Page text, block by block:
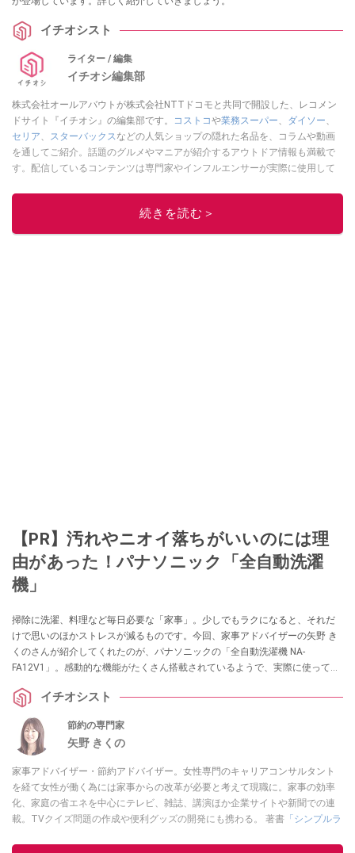
イチオシスト
ライター / 編集
イチオシ編集部
株式会社オールアバウトが株式会社NTTドコモと共同で開設した、レコメン
ドサイト『イチオシ』の編集部です。
コストコや業務スーパー ダイソー
セリア
スターバックス などの人気ショップの隠れた名品を、コラムや動画
を通してご紹介。話題のグルメやマニアが紹介するアウトドア情報も満載で
す。配信しているコンテンツは専門家やインフルエンサーが実際に使用して
ニュースでフォロー
続きを読む＞
【PR】汚れやニオイ落ちがいいのには理
由があった！パナソニック「全自動洗濯
機」
掃除に洗濯、料理など毎日必要な「家事」。少しでもラクになると、それだ
けで思いのほかストレスが減るものです。今回、家事アドバイザーの矢野 き
くのさんが紹介してくれたのが、パナソニックの「全自動洗濯機 NA-
FA12V1」。感動的な機能がたくさん搭載されているようで、実際に使ってみ
う 。その魅力を詳しく解説してくれました！（提供：パナソニック株式会
イチオシスト
節約の専門家
矢野 きくの
家事アドバイザー・節約アドバイザー。女性専門のキャリアコンサルタント
を経て女性が働く為には家事からの改革が必要と考えて現職に。家事の効率
化、家庭の省エネを中心にテレビ、雑誌、講演ほか企業サイトや新聞での連
載。TVクイズ問題の作成や便利グッズの開発にも携わる。 著書 「シンプルラ